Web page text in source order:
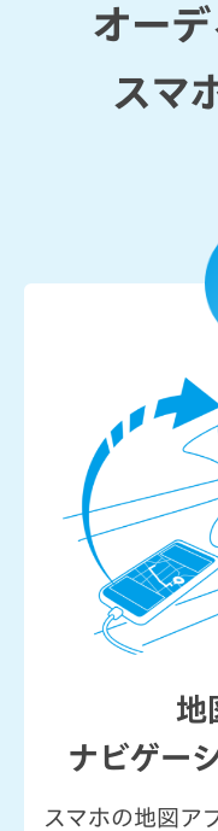
オーデ
スマ
地
ナビゲー
スマホの地図ア